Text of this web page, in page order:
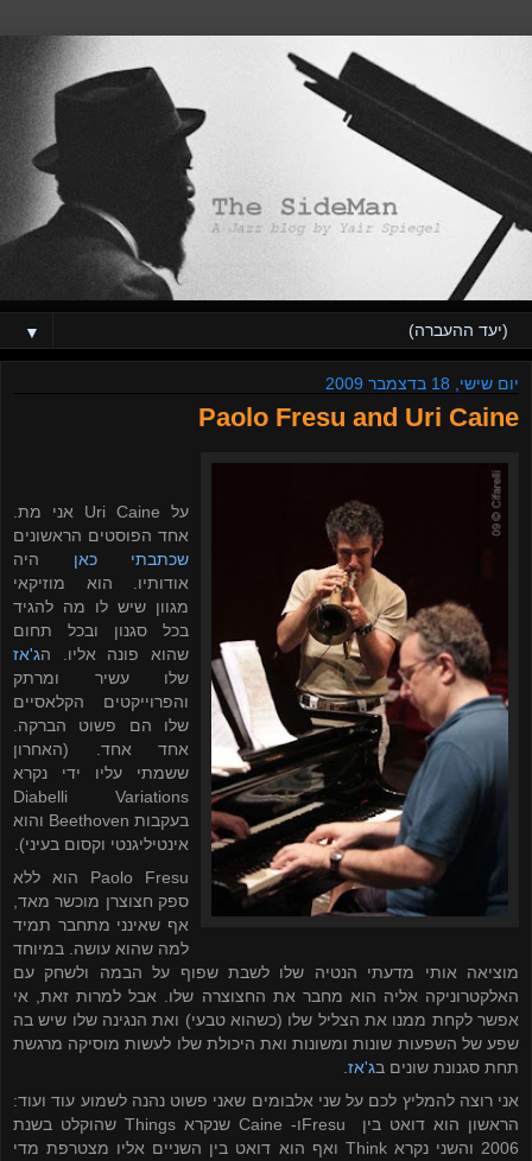
▼
יום שישי, 18 בדצמבר 2009
Paolo Fresu and Uri Caine
על Uri Caine אני מת.
אחד הפוסטים הראשונים
שכתבתי כאן היה
אודותיו. הוא מוזיקאי
מגוון שיש לו מה להגיד
בכל סגנון ובכל תחום
שהוא פונה אליו. הג'אז
שלו עשיר ומרתק
והפרוייקטים הקלאסיים
שלו הם פשוט הברקה.
אחד אחד. (האחרון
ששמתי עליו ידי נקרא
Diabelli Variations
בעקבות Beethoven והוא
אינטיליגנטי וקסום בעיני).
Paolo Fresu
הוא ללא
ספק חצוצרן מוכשר מאד,
אף שאינני מתחבר תמיד
למה שהוא עושה. במיוחד
מוציאה אותי מדעתי הנטיה שלו לשבת שפוף על הבמה ולשחק עם
האלקטרוניקה אליה הוא מחבר את החצוצרה שלו. אבל למרות זאת, אי
אפשר לקחת ממנו את הצליל שלו (כשהוא טבעי) ואת הנגינה שלו שיש בה
שפע של השפעות שונות ומשונות ואת היכולת שלו לעשות מוסיקה מרגשת
תחת סגנונת שונים בג'אז
אני רוצה להמליץ לכם על שני אלבומים שאני פשוט נהנה לשמוע עוד ועוד:
הראשון הוא דואט בין
Fresuו- Caine שנקרא Things שהוקלט בשנת
2006 והשני נקרא
Think ואף הוא דואט בין השניים אליו מצטרפת מדי